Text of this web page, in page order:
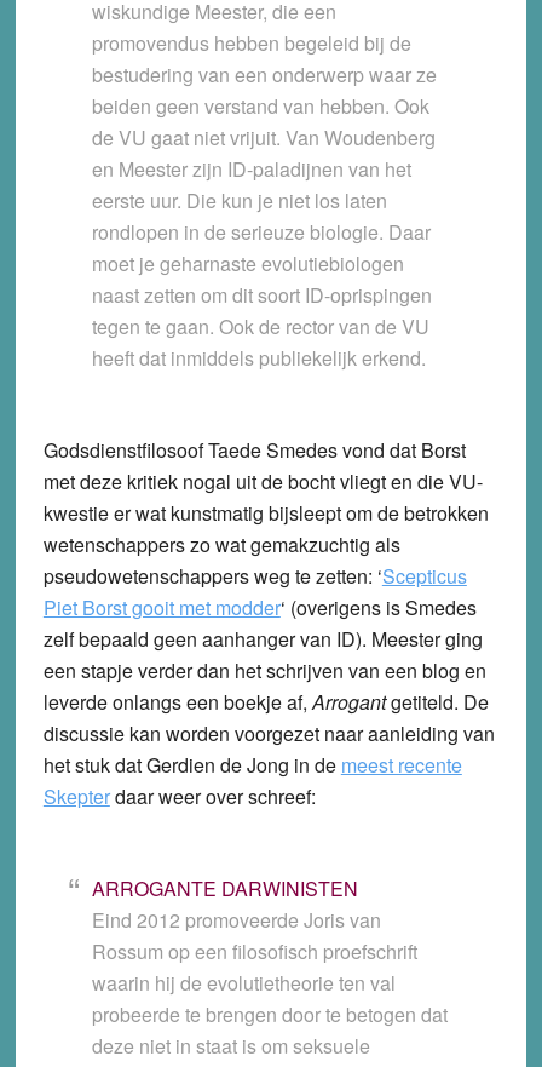
wiskundige Meester, die een
promovendus hebben begeleid bij de
bestudering van een onderwerp waar ze
beiden geen verstand van hebben. Ook
de VU gaat niet vrijuit. Van Woudenberg
en Meester zijn ID-paladijnen van het
eerste uur. Die kun je niet los laten
rondlopen in de serieuze biologie. Daar
moet je geharnaste evolutiebiologen
naast zetten om dit soort ID-oprispingen
tegen te gaan. Ook de rector van de VU
heeft dat inmiddels publiekelijk erkend.
Godsdienstfilosoof Taede Smedes vond dat Borst
met deze kritiek nogal uit de bocht vliegt en die VU-
kwestie er wat kunstmatig bijsleept om de betrokken
wetenschappers zo wat gemakzuchtig als
pseudowetenschappers weg te zetten: ‘Scepticus
Piet Borst gooit met modder‘ (overigens is Smedes
zelf bepaald geen aanhanger van ID). Meester ging
een stapje verder dan het schrijven van een blog en
leverde onlangs een boekje af,Arrogantgetiteld. De
discussie kan worden voorgezet naar aanleiding van
het stuk dat Gerdien de Jong in de meest recente
Skepterdaar weer over schreef:
ARROGANTE DARWINISTEN
Eind 2012 promoveerde Joris van
Rossum op een filosofisch proefschrift
waarin hij de evolutietheorie ten val
probeerde te brengen door te betogen dat
deze niet in staat is om seksuele